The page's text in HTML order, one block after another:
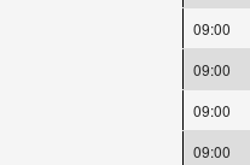
09:00
09:00
09:00
09:00